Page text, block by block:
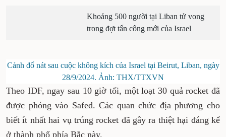
Khoảng 500 người tại Liban tử vong
trong đợt tấn công mới của Israel
Cảnh đổ nát sau cuộc không kích của Israel tại Beirut, Liban, ngày
28/9/2024. Ảnh: THX/TTXVN
Theo IDF, ngay sau 10 giờ tối, một loạt 30 quả rocket đã
được phóng vào Safed. Các quan chức địa phương cho
biết ít nhất hai vụ trúng rocket đã gây ra thiệt hại đáng kể
ở thành phố phía Bắc này.